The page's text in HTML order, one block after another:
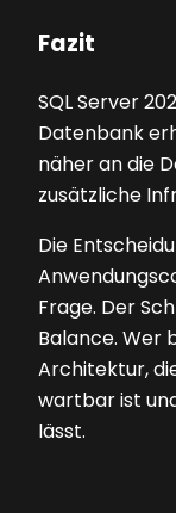
Fazit
SQL Server
Datenbank
näher an die
zusätzliche
Die
Frage. Der
Balance. Wer
Architektur,
wartbar ist
lässt.